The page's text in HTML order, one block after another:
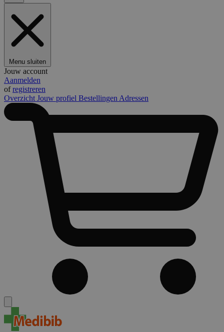
Menu sluiten
Jouw account
Aanmelden
ofregistreren
Overzicht Jouw profiel Bestellingen Adressen